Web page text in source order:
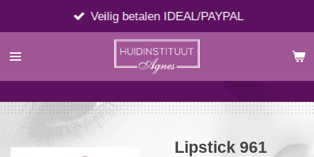
direct
naar
Veilig betalen IDEAL/PAYPAL
Lipstick 961